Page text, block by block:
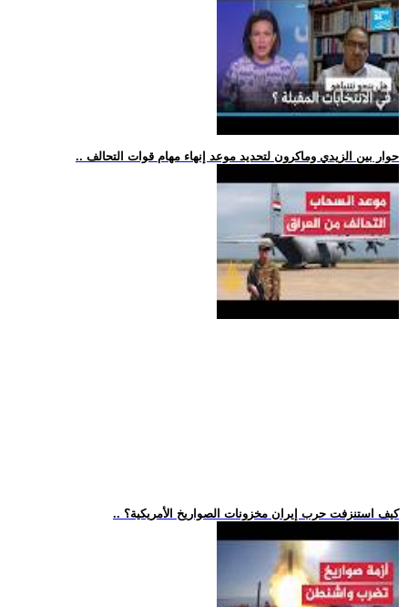
.. حوار بين الزيدي وماكرون لتحديد موعد إنهاء مهام قوات التحالف
.. كيف استنزفت حرب إيران مخزونات الصواريخ الأمريكية؟